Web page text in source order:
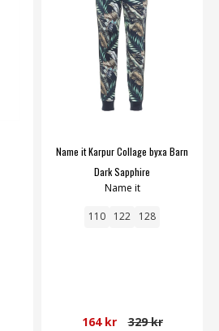
Name it Karpur Collage byxa Barn
Dark Sapphire
Name it
110 122 128
164 kr 329 kr